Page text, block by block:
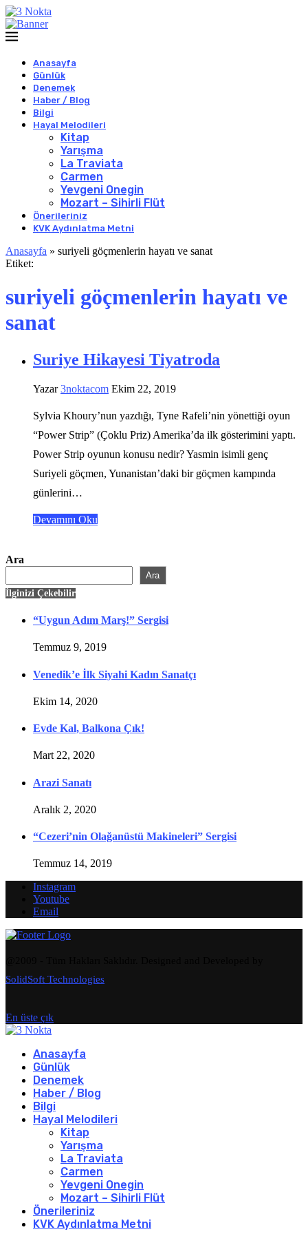
Anasayfa
Günlük
Denemek
Haber / Blog
Bilgi
Hayal Melodileri
Kitap
Yarışma
La Traviata
Carmen
Yevgeni Onegin
Mozart – Sihirli Flüt
Önerileriniz
KVK Aydınlatma Metni
Anasayfa » suriyeli göçmenlerin hayatı ve sanat
Etiket:
suriyeli göçmenlerin hayatı ve
sanat
Suriye Hikayesi Tiyatroda
Yazar3noktacom Ekim 22, 2019
Sylvia Khoury’nun yazdığı, Tyne Rafeli’nin yönettiği oyun
“Power Strip” (Çoklu Priz) Amerika’da ilk gösterimini yaptı.
Power Strip oyunun konusu nedir? Yasmin isimli genç
Suriyeli göçmen, Yunanistan’daki bir göçmen kampında
günlerini…
Devamını Oku
Ara
Ara
İlginizi Çekebilir
“Uygun Adım Marş!” Sergisi
Temmuz 9, 2019
Venedik’e İlk Siyahi Kadın Sanatçı
Ekim 14, 2020
Evde Kal, Balkona Çık!
Mart 22, 2020
Arazi Sanatı
Aralık 2, 2020
“Cezeri’nin Olağanüstü Makineleri” Sergisi
Temmuz 14, 2019
Instagram
Youtube
Email
SolidSoft Technologies
En üste çık
Anasayfa
Günlük
Denemek
Haber / Blog
Bilgi
Hayal Melodileri
Kitap
Yarışma
La Traviata
Carmen
Yevgeni Onegin
Mozart – Sihirli Flüt
Önerileriniz
KVK Aydınlatma Metni